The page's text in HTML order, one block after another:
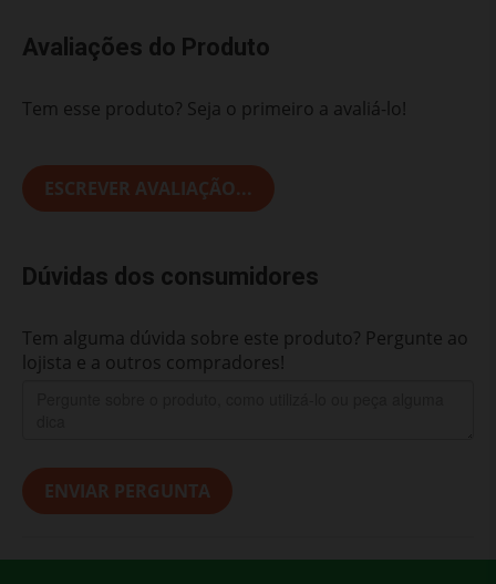
Avaliações do Produto
Tem esse produto? Seja o primeiro a avaliá-lo!
ESCREVER AVALIAÇÃO...
Dúvidas dos consumidores
Tem alguma dúvida sobre este produto? Pergunte ao
lojista e a outros compradores!
ENVIAR PERGUNTA